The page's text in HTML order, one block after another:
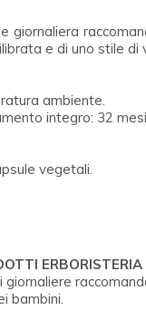
giornaliera
e di uno stile di
ambiente.
integro: 32
vegetali.
ERBORISTERIA
giornaliere
bambini.